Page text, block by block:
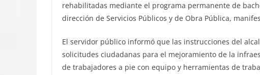
rehabilitadas mediante el programa permanente de
dirección de Servicios Públicos y de Obra Pública,
El servidor público informó que las instrucciones del
solicitudes ciudadanas para el mejoramiento de la
de trabajadores a pie con equipo y herramientas de